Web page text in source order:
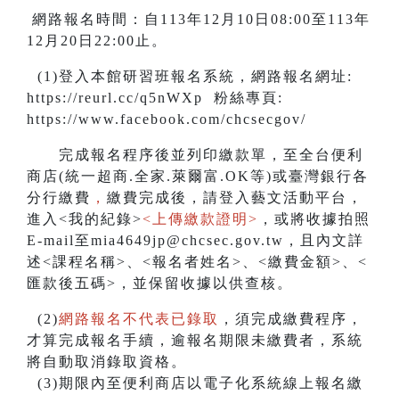
網路報名時間：自113年12月10日08:00至113年
12月20日22:00止。
(1)登入本館研習班報名系統，網路報名網址:
https://reurl.cc/q5nWXp 粉絲專頁:
https://www.facebook.com/chcsecgov/
完成報名程序後並列印繳款單，至全台便利
商店(統一超商.全家.萊爾富.OK等)或臺灣銀行各
分行繳費 ， 繳費完成後，請登入藝文活動平台，
進入<我的紀錄><上傳繳款證明> ，或將收據拍照
E-mail至mia4649jp@chcsec.gov.tw，且內文詳
述<課程名稱>、<報名者姓名>、<繳費金額>、<
匯款後五碼>，並保留收據以供查核。
(2)網路報名不代表已錄取
，須完成繳費程序，
才算完成報名手續，逾報名期限未繳費者，系統
將自動取消錄取資格。
(3)期限內至便利商店以電子化系統線上報名繳